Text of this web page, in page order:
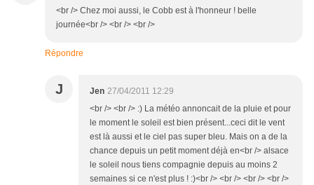
<br /> Chez moi aussi, le Cobb est à l'honneur ! belle
journée<br /> <br /> <br />
Répondre
J Jen 27/04/2011 12:29
<br /> <br /> :) La météo annoncait de la pluie et pour
le moment le soleil est bien présent...ceci dit le vent
est là aussi et le ciel pas super bleu. Mais on a de la
chance depuis un petit moment déjà en<br /> alsace
le soleil nous tiens compagnie depuis au moins 2
semaines si ce n'est plus ! :)<br /> <br /> <br /> <br />